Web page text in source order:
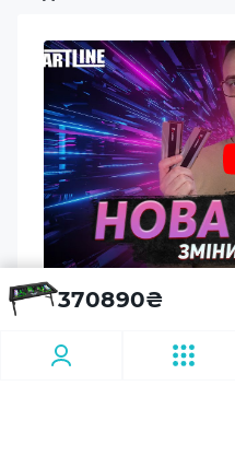
370890₴
RT-ядра четвертого
освещение, тени и
стриминг и
GeForce RTX 5080 16GB
Оперативная память
64GB DDR5-6400 RGB
Объем накопителя
2TB NVMe Gen4
Объем второго
–
Модель материнской